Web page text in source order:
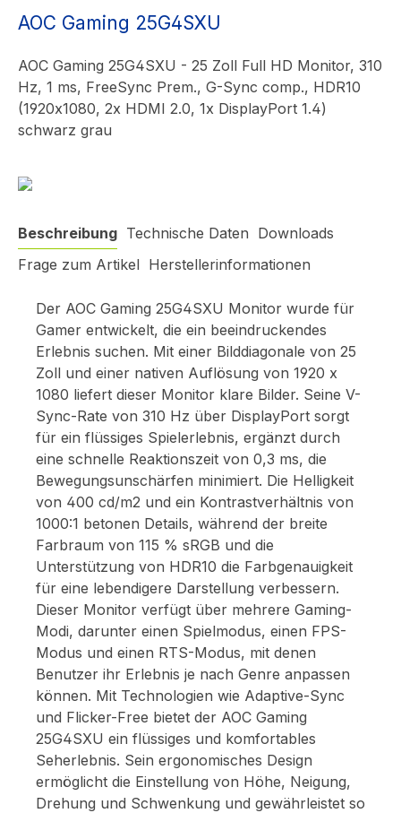
AOC Gaming 25G4SXU
AOC Gaming 25G4SXU - 25 Zoll Full HD Monitor, 310
Hz, 1 ms, FreeSync Prem., G-Sync comp., HDR10
(1920x1080, 2x HDMI 2.0, 1x DisplayPort 1.4)
schwarz grau
Beschreibung Technische Daten Downloads
Frage zum Artikel Herstellerinformationen
Der AOC Gaming 25G4SXU Monitor wurde für
Gamer entwickelt, die ein beeindruckendes
Erlebnis suchen. Mit einer Bilddiagonale von 25
Zoll und einer nativen Auflösung von 1920 x
1080 liefert dieser Monitor klare Bilder. Seine V-
Sync-Rate von 310 Hz über DisplayPort sorgt
für ein flüssiges Spielerlebnis, ergänzt durch
eine schnelle Reaktionszeit von 0,3 ms, die
Bewegungsunschärfen minimiert. Die Helligkeit
von 400 cd/m2 und ein Kontrastverhältnis von
1000:1 betonen Details, während der breite
Farbraum von 115 % sRGB und die
Unterstützung von HDR10 die Farbgenauigkeit
für eine lebendigere Darstellung verbessern.
Dieser Monitor verfügt über mehrere Gaming-
Modi, darunter einen Spielmodus, einen FPS-
Modus und einen RTS-Modus, mit denen
Benutzer ihr Erlebnis je nach Genre anpassen
können. Mit Technologien wie Adaptive-Sync
und Flicker-Free bietet der AOC Gaming
25G4SXU ein flüssiges und komfortables
Seherlebnis. Sein ergonomisches Design
ermöglicht die Einstellung von Höhe, Neigung,
Drehung und Schwenkung und gewährleistet so